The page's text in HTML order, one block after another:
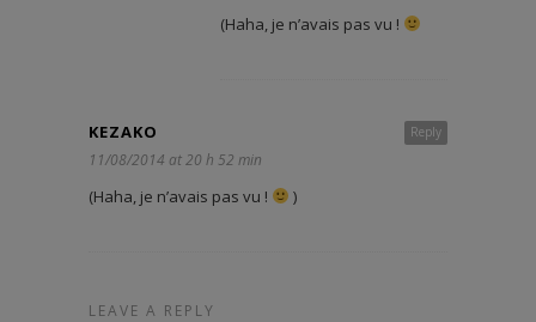
(Haha, je n’avais pas vu !
Reply
KEZAKO
11/08/2014 at 20 h 52 min
(Haha, je n’avais pas vu ! )
LEAVE A REPLY